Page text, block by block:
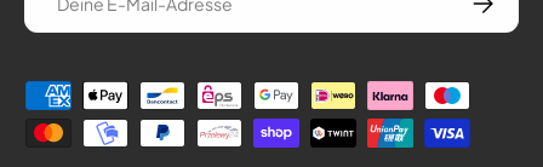
Zahlungsmethoden